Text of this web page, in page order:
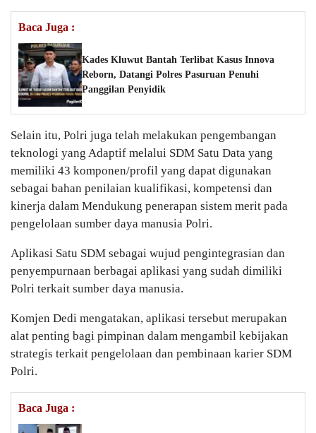
Baca Juga :
Kades Kluwut Bantah Terlibat Kasus Innova
Reborn, Datangi Polres Pasuruan Penuhi
Panggilan Penyidik
Selain itu, Polri juga telah melakukan pengembangan
teknologi yang Adaptif melalui SDM Satu Data yang
memiliki 43 komponen/profil yang dapat digunakan
sebagai bahan penilaian kualifikasi, kompetensi dan
kinerja dalam Mendukung penerapan sistem merit pada
pengelolaan sumber daya manusia Polri.
Aplikasi Satu SDM sebagai wujud pengintegrasian dan
penyempurnaan berbagai aplikasi yang sudah dimiliki
Polri terkait sumber daya manusia.
Komjen Dedi mengatakan, aplikasi tersebut merupakan
alat penting bagi pimpinan dalam mengambil kebijakan
strategis terkait pengelolaan dan pembinaan karier SDM
Polri.
Baca Juga :